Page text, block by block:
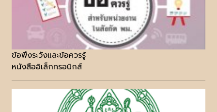
ข้อพึงระวังและข้อควรรู้
หนังสืออิเล็กทรอนิกส์